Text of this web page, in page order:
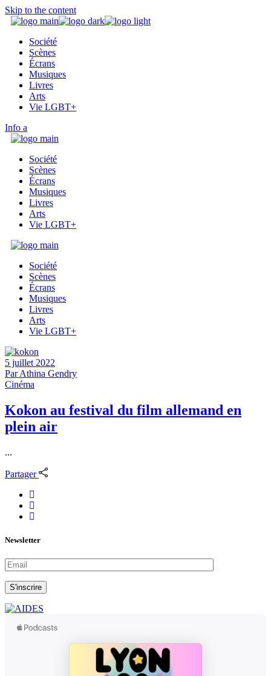
Skip to the content
Société
Scènes
Écrans
Musiques
Livres
Arts
Vie LGBT+
Info
Société
Scènes
Écrans
Musiques
Livres
Arts
Vie LGBT+
Société
Scènes
Écrans
Musiques
Livres
Arts
Vie LGBT+
5 juillet 2022
ParAthina Gendry
Cinéma
Kokon au festival du film allemand en
plein air
...
Partager
Newsletter
S'inscrire